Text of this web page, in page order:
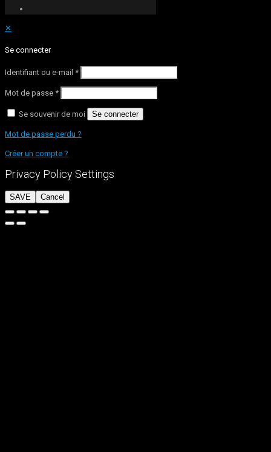
✕
Se connecter
Identifiant ou e-mail *
Mot de passe *
Se souvenir de moi Se connecter
Mot de passe perdu ?
Créer un compte ?
Privacy Policy Settings
SAVE Cancel